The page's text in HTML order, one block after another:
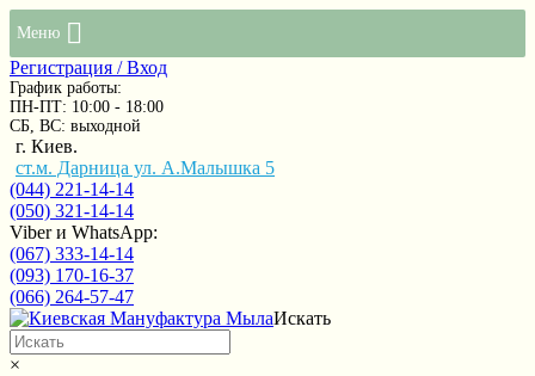
Меню
Регистрация / Вход
График работы:
ПН-ПТ: 10:00 - 18:00
СБ, ВС: выходной
г. Киев.
ст.м. Дарница ул. А.Малышка 5
(044) 221-14-14
(050) 321-14-14
Viber и WhatsApp:
(067) 333-14-14
(093) 170-16-37
(066) 264-57-47
Искать
×